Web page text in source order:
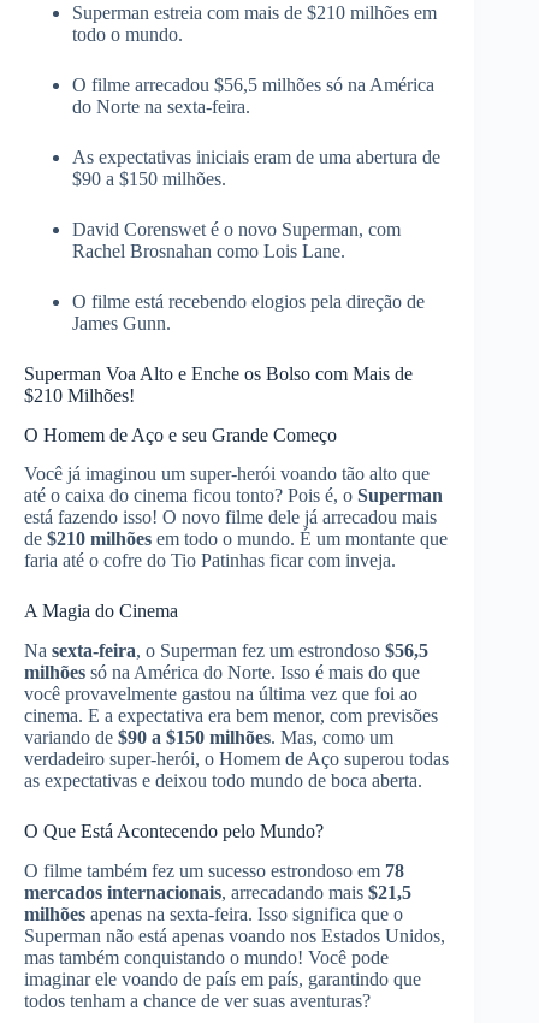
Superman estreia com mais de $210 milhões em
todo o mundo.
O filme arrecadou $56,5 milhões só na América
do Norte na sexta-feira.
As expectativas iniciais eram de uma abertura de
$90 a $150 milhões.
David Corenswet é o novo Superman, com
Rachel Brosnahan como Lois Lane.
O filme está recebendo elogios pela direção de
James Gunn.
Superman Voa Alto e Enche os Bolso com Mais de
$210 Milhões!
O Homem de Aço e seu Grande Começo
Você já imaginou um super-herói voando tão alto que
até o caixa do cinema ficou tonto? Pois é, o Superman
está fazendo isso! O novo filme dele já arrecadou mais
de $210 milhões em todo o mundo. É um montante que
faria até o cofre do Tio Patinhas ficar com inveja.
A Magia do Cinema
Na sexta-feira, o Superman fez um estrondoso $56,5
milhões só na América do Norte. Isso é mais do que
você provavelmente gastou na última vez que foi ao
cinema. E a expectativa era bem menor, com previsões
variando de $90 a $150 milhões. Mas, como um
verdadeiro super-herói, o Homem de Aço superou todas
as expectativas e deixou todo mundo de boca aberta.
O Que Está Acontecendo pelo Mundo?
O filme também fez um sucesso estrondoso em 78
mercados internacionais, arrecadando mais $21,5
milhões apenas na sexta-feira. Isso significa que o
Superman não está apenas voando nos Estados Unidos,
mas também conquistando o mundo! Você pode
imaginar ele voando de país em país, garantindo que
todos tenham a chance de ver suas aventuras?